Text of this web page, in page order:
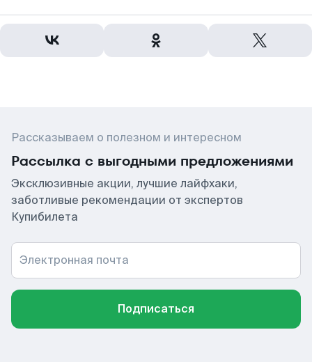
Рассказываем о полезном и интересном
Рассылка с выгодными предложениями
Эксклюзивные акции, лучшие лайфхаки,
заботливые рекомендации от экспертов
Купибилета
Электронная почта
Подписаться